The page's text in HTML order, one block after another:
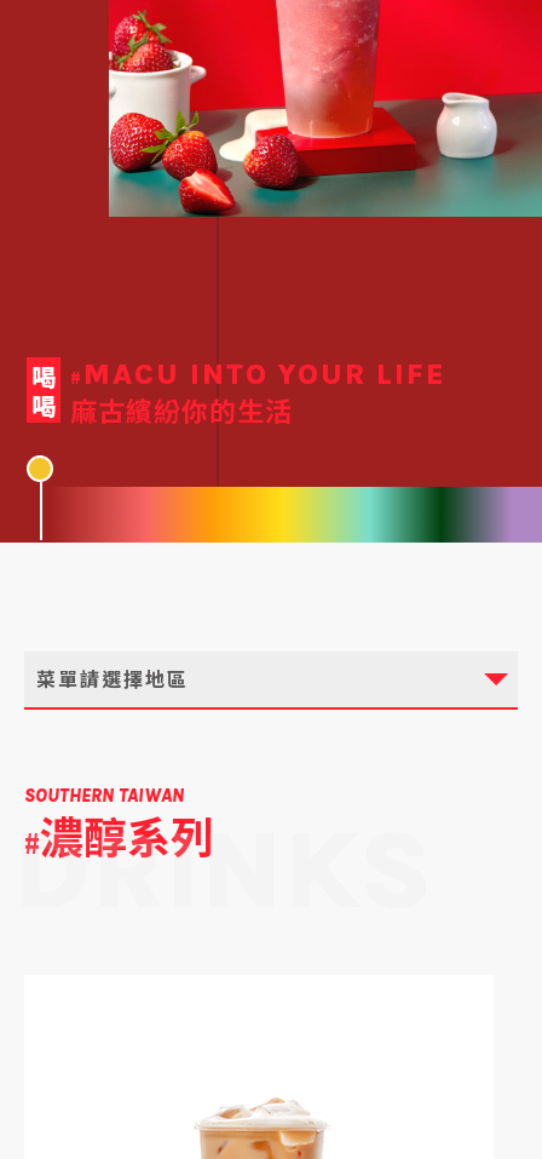
喝喝 # MACU INTO YOUR LIFE
麻古繽紛你的生活
菜單請選擇地區
SOUTHERN TAIWAN
#濃醇系列
DRINKS